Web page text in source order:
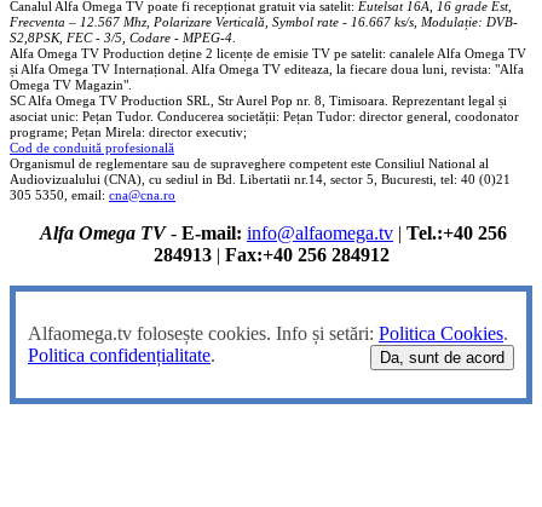
Canalul Alfa Omega TV poate fi recepționat gratuit via satelit: Eutelsat 16A, 16 grade Est,
Frecventa – 12.567 Mhz, Polarizare Verticală, Symbol rate - 16.667 ks/s, Modulație: DVB-
S2,8PSK, FEC - 3/5, Codare - MPEG-4
Alfa Omega TV Production deține 2 licențe de emisie TV pe satelit: canalele Alfa Omega TV
și Alfa Omega TV Internațional. Alfa Omega TV editeaza, la fiecare doua luni, revista: "Alfa
Omega TV Magazin".
SC Alfa Omega TV Production SRL, Str Aurel Pop nr. 8, Timisoara. Reprezentant legal și
asociat unic: Pețan Tudor. Conducerea societății: Pețan Tudor: director general, coodonator
programe; Pețan Mirela: director executiv;
Cod de conduită profesională
Organismul de reglementare sau de supraveghere competent este Consiliul National al
Audiovizualului (CNA), cu sediul in Bd. Libertatii nr.14, sector 5, Bucuresti, tel: 40 (0)21
305 5350, email: cna@cna.ro
Alfa Omega TV- E-mail: info@alfaomega.tv | Tel.:+40 256
284913| Fax:+40 256 284912
Alfaomega.tv folosește cookies. Info și setări: Politica Cookies.
Politica confidențialitate. Da, sunt de acord